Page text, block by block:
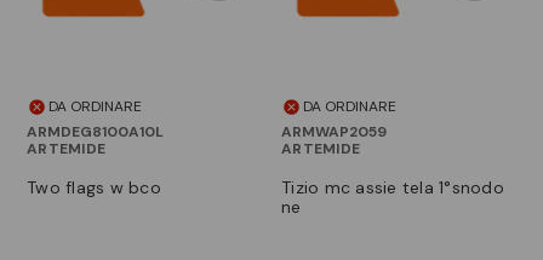
DA ORDINARE
ARMDEG8100A10L
ARTEMIDE
two flags w bco
DA ORDINARE
ARMWAP2059
ARTEMIDE
tizio mc assie tela 1°snodo
ne